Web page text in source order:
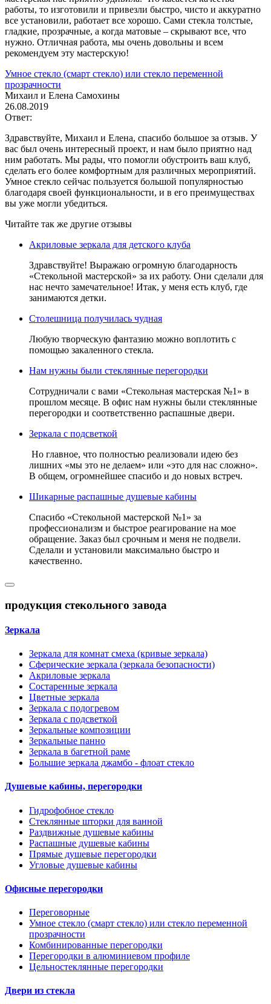
работы, то изготовили и привезли быстро, чисто и аккуратно
все установили, работает все хорошо. Сами стекла толстые,
гладкие, прозрачные, а когда матовые – скрывают все, что
нужно. Отличная работа, мы очень довольны и всем
рекомендуем эту мастерскую!
Умное стекло (смарт стекло) или стекло переменной
прозрачности
Михаил и Елена Самохины
26.08.2019
Ответ:
Здравствуйте, Михаил и Елена, спасибо большое за отзыв. У
вас был очень интересный проект, и нам было приятно над
ним работать. Мы рады, что помогли обустроить ваш клуб,
сделать его более комфортным для различных мероприятий.
Умное стекло сейчас пользуется большой популярностью
благодаря своей функциональности, и в его преимуществах
вы уже могли убедиться.
Читайте так же другие отзывы
Акриловые зеркала для детского клуба
Здравствуйте! Выражаю огромную благодарность
«Стекольной мастерской» за их работу. Они сделали для
нас нечто замечательное! Итак, у меня есть клуб, где
занимаются детки.
Столешница получилась чудная
Любую творческую фантазию можно воплотить с
помощью закаленного стекла.
Нам нужны были стеклянные перегородки
Сотрудничали с вами «Стекольная мастерская №1» в
прошлом месяце. В офис нам нужны были стеклянные
перегородки и соответственно распашные двери.
Зеркала с подсветкой
Но главное, что полностью реализовали идею без
лишних «мы это не делаем» или «это для нас сложно».
В общем, огромнейшее спасибо и до новых встреч.
Шикарные распашные душевые кабины
Спасибо «Стекольной мастерской №1» за
профессионализм и быстрое реагирование на мое
обращение. Заказ был срочным и меня не подвели.
Сделали и установили максимально быстро и
качественно.
продукция стекольного завода
Зеркала
Зеркала для комнат смеха (кривые зеркала)
Сферические зеркала (зеркала безопасности)
Акриловые зеркала
Состаренные зеркала
Цветные зеркала
Зеркала с подогревом
Зеркала с подсветкой
Зеркальные композиции
Зеркальные панно
Зеркала в багетной раме
Большие зеркала джамбо - флоат стекло
Душевые кабины, перегородки
Гидрофобное стекло
Стеклянные шторки для ванной
Раздвижные душевые кабины
Распашные душевые кабины
Прямые душевые перегородки
Угловые душевые кабины
Офисные перегородки
Переговорные
Умное стекло (смарт стекло) или стекло переменной
прозрачности
Комбинированные перегородки
Перегородки в алюминиевом профиле
Цельностеклянные перегородки
Двери из стекла